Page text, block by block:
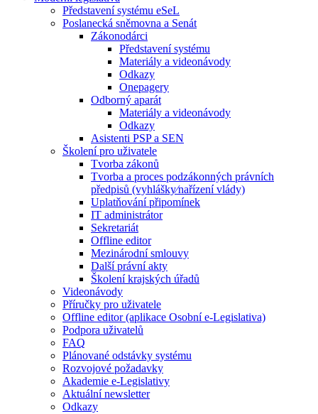
Představení systému eSeL
Poslanecká sněmovna a Senát
Zákonodárci
Představení systému
Materiály a videonávody
Odkazy
Onepagery
Odborný aparát
Materiály a videonávody
Odkazy
Asistenti PSP a SEN
Školení pro uživatele
Tvorba zákonů
Tvorba a proces podzákonných právních
předpisů (vyhlášky⁄nařízení vlády)
Uplatňování připomínek
IT administrátor
Sekretariát
Offline editor
Mezinárodní smlouvy
Další právní akty
Školení krajských úřadů
Videonávody
Příručky pro uživatele
Offline editor (aplikace Osobní e-Legislativa)
Podpora uživatelů
FAQ
Plánované odstávky systému
Rozvojové požadavky
Akademie e-Legislativy
Aktuální newsletter
Odkazy